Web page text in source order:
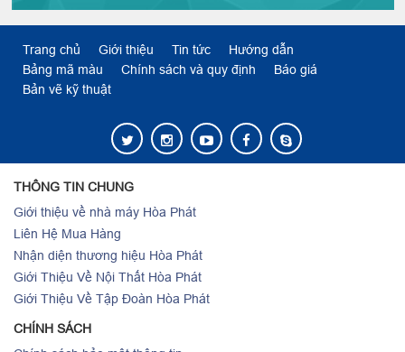
Trang chủ Giới thiệu Tin tức
Hướng dẫn
Bảng mã màu
Chính sách và quy định
Báo giá
Bản vẽ kỹ thuật
THÔNG TIN CHUNG
Giới thiệu về nhà máy Hòa Phát
Liên Hệ Mua Hàng
Nhận diện thương hiệu Hòa Phát
Giới Thiệu Về Nội Thất Hòa Phát
Giới Thiệu Về Tập Đoàn Hòa Phát
CHÍNH SÁCH